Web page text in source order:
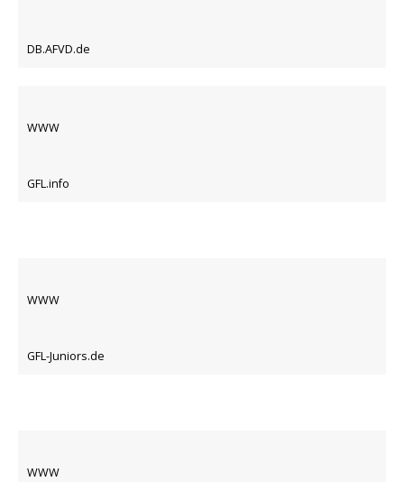
DB.AFVD.de
WWW
GFL.info
WWW
GFL-Juniors.de
WWW